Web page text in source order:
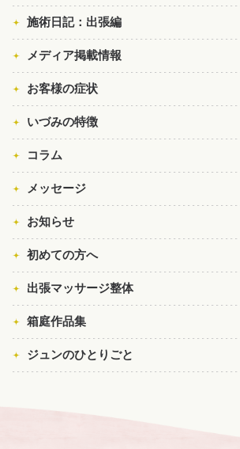
施術日記：出張編
メディア掲載情報
お客様の症状
いづみの特徴
コラム
メッセージ
お知らせ
初めての方へ
出張マッサージ整体
箱庭作品集
ジュンのひとりごと